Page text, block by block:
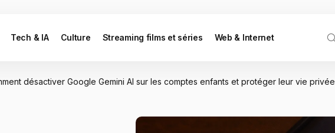
Tech & IA Culture Streaming films et séries Web & Internet
désactiver Google Gemini AI sur les comptes enfants et protéger leur vie privée